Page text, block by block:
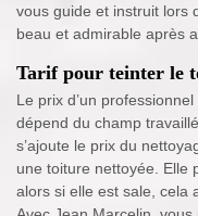
vous guide et instruit lors
beau et admirable après
Tarif pour teinter le
Le prix d’un
dépend du champ
s’ajoute le prix du
une toiture nettoyée. Elle
alors si elle est sale, cela